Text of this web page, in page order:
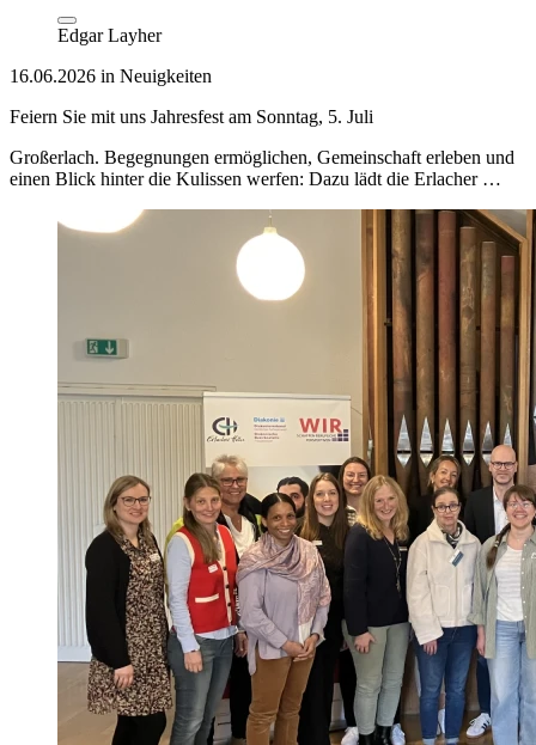
Edgar Layher
16.06.2026 in Neuigkeiten
Feiern Sie mit uns Jahresfest am Sonntag, 5. Juli
Großerlach. Begegnungen ermöglichen, Gemeinschaft erleben und
einen Blick hinter die Kulissen werfen: Dazu lädt die Erlacher …